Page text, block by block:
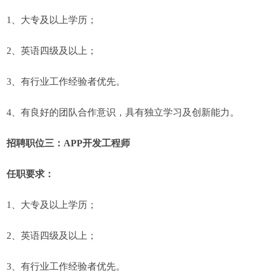
1、大专及以上学历；
2、英语四级及以上；
3、有行业工作经验者优先。
4、有良好的团队合作意识，具有独立学习及创新能力。
招聘职位三：APP开发工程师
任职要求：
1、大专及以上学历；
2、英语四级及以上；
3、有行业工作经验者优先。